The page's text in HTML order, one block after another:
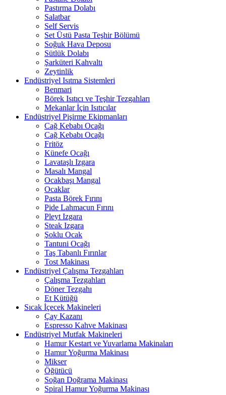
Pastırma Dolabı
Salatbar
Self Servis
Set Üstü Pasta Teşhir Bölümü
Soğuk Hava Deposu
Sütlük Dolabı
Şarküteri Kahvaltı
Zeytinlik
Endüstriyel Isıtma Sistemleri
Benmari
Börek Isıtıcı ve Teşhir Tezgahları
Mekanlar İçin Isıtıcılar
Endüstriyel Pişirme Ekipmanları
Cağ Kebabı Ocağı
Cağ Kebabı Ocağı
Fritöz
Künefe Ocağı
Lavataşlı Izgara
Masalı Mangal
Ocakbaşı Mangal
Ocaklar
Pasta Börek Fırını
Pide Lahmacun Fırını
Pleyt Izgara
Steak Izgara
Şoklu Ocak
Tantuni Ocağı
Taş Tabanlı Fırınlar
Tost Makinası
Endüstriyel Çalışma Tezgahları
Çalışma Tezgahları
Döner Tezgahı
Et Kütüğü
Sıcak İçecek Makineleri
Çay Kazanı
Espresso Kahve Makinası
Endüstriyel Mutfak Makineleri
Hamur Kestart ve Yuvarlama Makinaları
Hamur Yoğurma Makinası
Mikser
Öğütücü
Soğan Doğrama Makinası
Spiral Hamur Yoğurma Makinası